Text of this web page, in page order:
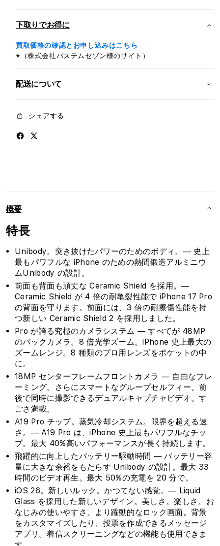
ブ
ー
の
量
ら
下取りでお得に
買取価格の確認とお申し込みはこちら
※（株式会社パステムセゾン様のサイト）
配送について
シェアする
概要
特長
Unibody。突き抜けたパワーのためのボディ。— 史上
最もパワフルな iPhone のための熱間鍛造アルミニウ
ムUnibody の設計。
前面も背面も頑丈な Ceramic Shield を採用。—
Ceramic Shield が 4 倍の耐亀裂性能で iPhone 17 Pro
の背面を守ります。前面には、3 倍の耐擦傷性能を持
つ新しい Ceramic Shield 2 を採用しました。
Pro が誇る究極のカメラシステム — すべてが 48MP
のバックカメラ。8 倍光学ズーム。iPhone 史上最大の
ズームレンジ。8 種類のプロ用レンズをポケットの中
に。
18MP センターフレームフロントカメラ — 自由なフレ
ーミング。さらにスマートなグループセルフィー。前
後で同時に撮影できるデュアルキャプチャビデオ。す
ごさ満載。
A19 Pro チップ。蒸気冷却システム。限界を超える速
さ。— A19 Pro は、iPhone 史上最もパワフルなチッ
プ。最大 40%高いパフォーマンスが長く持続します。
飛躍的に向上したバッテリー駆動時間 — バッテリー容
量に大きな余裕をもたらす Unibody の設計。最大 33
時間のビデオ再生。最大 50%の充電を 20 分で。
iOS 26。新しいルック。かつてない感覚。— Liquid
Glass を採用した新しいデザイン。美しさ。楽しさ。お
なじみの使いやすさ。より躍動的なロック画面。背景
をカスタマイズしたり、投票を作成できるメッセージ
アプリ。着信スクリーニングなどの機能も使用できま